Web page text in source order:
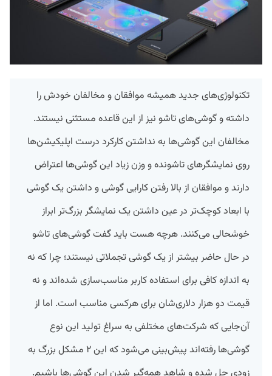
تکنولوژی‌های جدید همیشه موافقان و مخالفان خودش را
داشته و گوشی‌های تاشو نیز از این قاعده مستثنی نیستند.
مخالفان این گوشی‌ها به نداشتن کارکرد درست اپلیکیشن‌ها
روی نمایشگر‌های تاشونده و وزن زیاد این گوشی‌ها اعتراض
دارند و موافقان از بالا رفتن کارایی گوشی و داشتن یک گوشی
با ابعاد کوچک‌تر در عین داشتن یک نمایشگر بزرگ‌تر ابراز
خوشحالی می‌کنند. هرچه هست باید گفت گوشی‌های تاشو
در حال حاضر بیشتر از یک گوشی تجملاتی نیستند؛ چرا که نه
به اندازه کافی برای استفاده کاربر مناسب‌سازی شده‌اند و نه
قیمت دو هزار دلاری‌شان برای هرکسی مناسب است. اما از
آن‌جایی که شرکت‌های مختلفی به سراغ تولید این نوع
گوشی‌ها رفته‌اند پیش‌بینی می‌شود که این ۲ مشکل بزرگ به